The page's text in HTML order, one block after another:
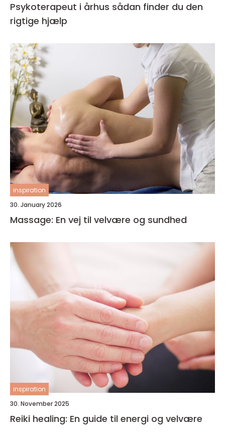
Psykoterapeut i århus sådan finder du den
rigtige hjælp
inspiration
30. January 2026
Massage: En vej til velvære og sundhed
inspiration
30. November 2025
Reiki healing: En guide til energi og velvære